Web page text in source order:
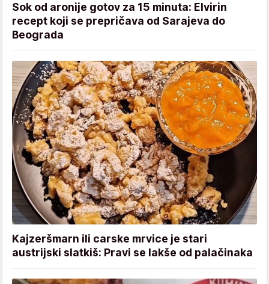
Sok od aronije gotov za 15 minuta: Elvirin
recept koji se prepričava od Sarajeva do
Beograda
Kajzeršmarn ili carske mrvice je stari
austrijski slatkiš: Pravi se lakše od palačinaka